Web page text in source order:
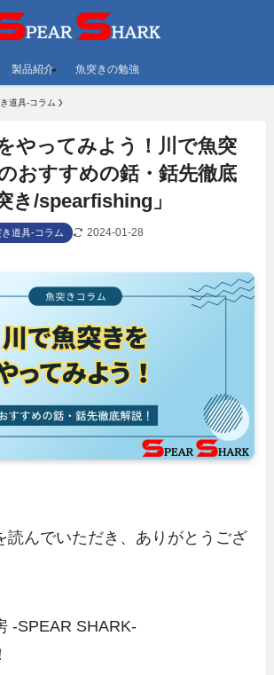
製品紹介 魚突きの勉強
道具-コラム
やってみよう！川で魚突
おすすめの銛・銛先徹底
き/spearfishing」
き道具-コラム 2024-01-28
読んでいただき、ありがとうござ
-SPEAR SHARK-